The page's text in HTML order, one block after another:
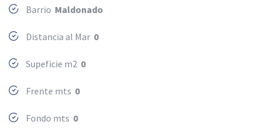
Barrio Maldonado
Distancia al Mar 0
Supeficie m2 0
Frente mts 0
Fondo mts 0